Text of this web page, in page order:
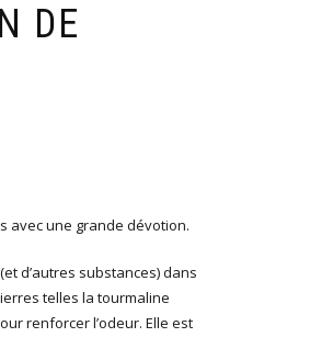
DE
avec une grande dévotion.
d’autres substances) dans
telles la tourmaline
renforcer l’odeur. Elle est